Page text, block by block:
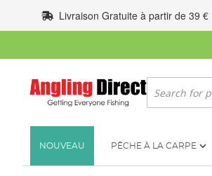
au
contenu
Livraison Gratuite à partir de 39 €
Rechercher
NOUVEAU PÊCHE À LA CARPE